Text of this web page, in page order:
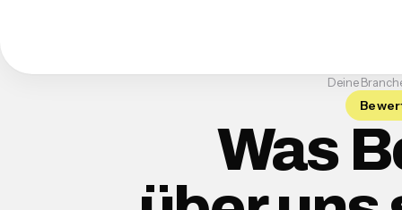
Deine
Was